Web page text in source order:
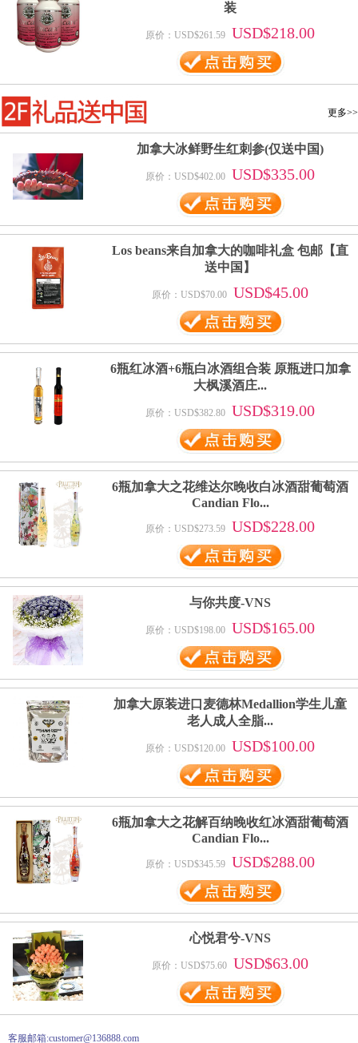
装
原价：USD$261.59 USD$218.00
更多>>
加拿大冰鲜野生红刺参(仅送中国)
原价：USD$402.00 USD$335.00
Los beans来自加拿大的咖啡礼盒 包邮【直
送中国】
原价：USD$70.00 USD$45.00
6瓶红冰酒+6瓶白冰酒组合装 原瓶进口加拿
大枫溪酒庄...
原价：USD$382.80 USD$319.00
6瓶加拿大之花维达尔晚收白冰酒甜葡萄酒
Candian Flo...
原价：USD$273.59 USD$228.00
与你共度-VNS
原价：USD$198.00 USD$165.00
加拿大原装进口麦德林Medallion学生儿童
老人成人全脂...
原价：USD$120.00 USD$100.00
6瓶加拿大之花解百纳晚收红冰酒甜葡萄酒
Candian Flo...
原价：USD$345.59 USD$288.00
心悦君兮-VNS
原价：USD$75.60 USD$63.00
客服邮箱:customer@136888.com